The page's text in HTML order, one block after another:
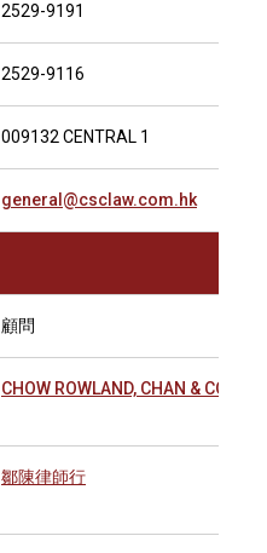
2529-9191
2529-9116
009132 CENTRAL 1
general@csclaw.com.hk
顧問
CHOW ROWLAND, CHAN & CO.
鄒陳律師行